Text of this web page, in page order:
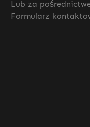
Lub za
Formularz